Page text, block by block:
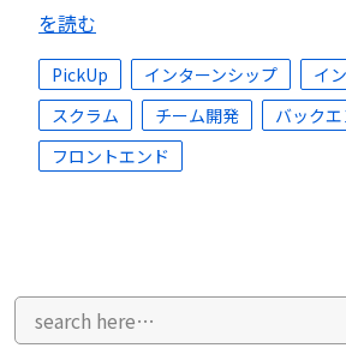
を読む
PickUp インターンシップ
イ
スクラム
チーム開発
バック
フロントエンド